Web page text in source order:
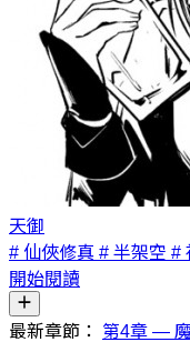
天御
# 仙俠修真 # 半架空 #
開始閱讀
最新章節： 第4章 —